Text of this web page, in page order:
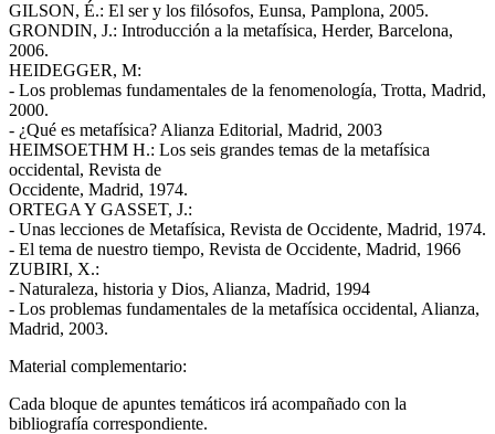
GILSON, É.: El ser y los filósofos, Eunsa, Pamplona, 2005.
GRONDIN, J.: Introducción a la metafísica, Herder, Barcelona,
2006.
HEIDEGGER, M:
- Los problemas fundamentales de la fenomenología, Trotta, Madrid,
2000.
- ¿Qué es metafísica? Alianza Editorial, Madrid, 2003
HEIMSOETHM H.: Los seis grandes temas de la metafísica
occidental, Revista de
Occidente, Madrid, 1974.
ORTEGA Y GASSET, J.:
- Unas lecciones de Metafísica, Revista de Occidente, Madrid, 1974.
- El tema de nuestro tiempo, Revista de Occidente, Madrid, 1966
ZUBIRI, X.:
- Naturaleza, historia y Dios, Alianza, Madrid, 1994
- Los problemas fundamentales de la metafísica occidental, Alianza,
Madrid, 2003.
Material complementario:
Cada bloque de apuntes temáticos irá acompañado con la
bibliografía correspondiente.